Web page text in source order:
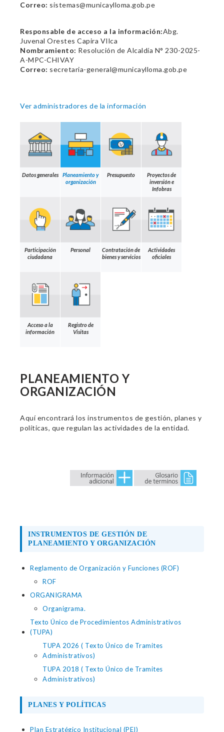
Correo: sistemas@municaylloma.gob.pe
Responsable de acceso a la información:Abg.
Juvenal Orestes Capira VIlca
Nombramiento: Resolución de Alcaldía N° 230-2025-
A-MPC-CHIVAY
Correo: secretaria-general@municaylloma.gob.pe
Ver administradores de la información
Datos generales
Planeamiento y
organización
Presupuesto
Proyectos de
inversión e
Infobras
Participación
ciudadana
Personal
Contratación de
bienes y servicios
Actividades
oficiales
Acceso a la
información
Registro de
Visitas
PLANEAMIENTO Y
ORGANIZACIÓN
Aquí encontrará los instrumentos de gestión, planes y
políticas, que regulan las actividades de la entidad.
INSTRUMENTOS DE GESTIÓN DE
PLANEAMIENTO Y ORGANIZACIÓN
Reglamento de Organización y Funciones (ROF)
ROF
ORGANIGRAMA
Organigrama.
Texto Único de Procedimientos Administrativos
(TUPA)
TUPA 2026 ( Texto Único de Tramites
Administrativos)
TUPA 2018 ( Texto Único de Tramites
Administrativos)
PLANES Y POLÍTICAS
Plan Estratégico Institucional (PEI)